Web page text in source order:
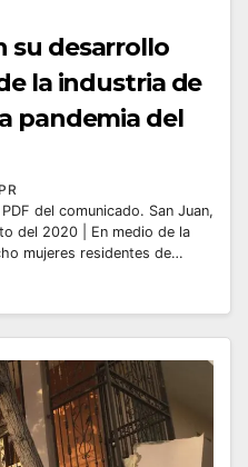
su desarrollo
la industria de
pandemia del
del comunicado. San Juan,
del 2020 | En medio de la
mujeres residentes de…